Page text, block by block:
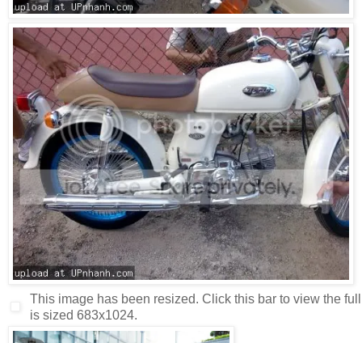
This image has been resized. Click this bar to view the
is sized 683x1024.